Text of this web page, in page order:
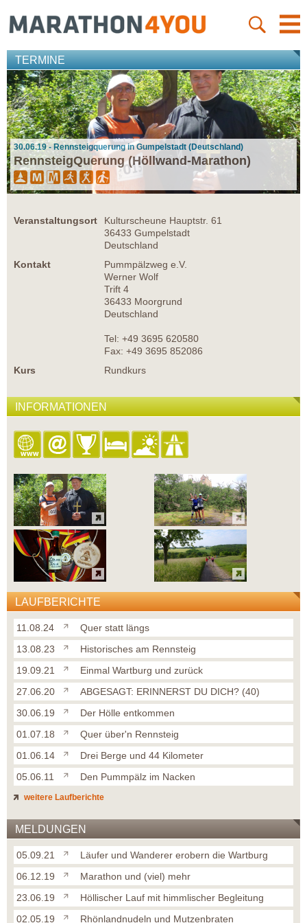
TERMINE
30.06.19 - Rennsteigquerung in Gumpelstadt (Deutschland)
RennsteigQuerung (Höllwand-Marathon)
Veranstaltungsort
Kulturscheune Hauptstr. 61
36433 Gumpelstadt
Deutschland
Kontakt
Pummpälzweg e.V.
Werner Wolf
Trift 4
36433 Moorgrund
Deutschland
Tel: +49 3695 620580
Fax: +49 3695 852086
Kurs
Rundkurs
INFORMATIONEN
LAUFBERICHTE
11.08.24
Quer statt längs
13.08.23
Historisches am Rennsteig
19.09.21
Einmal Wartburg und zurück
27.06.20
ABGESAGT: ERINNERST DU DICH? (40)
30.06.19
Der Hölle entkommen
01.07.18
Quer über'n Rennsteig
01.06.14
Drei Berge und 44 Kilometer
05.06.11
Den Pummpälz im Nacken
weitere Laufberichte
MELDUNGEN
05.09.21
Läufer und Wanderer erobern die Wartburg
06.12.19
Marathon und (viel) mehr
23.06.19
Höllischer Lauf mit himmlischer Begleitung
02.05.19
Rhönlandnudeln und Mutzenbraten